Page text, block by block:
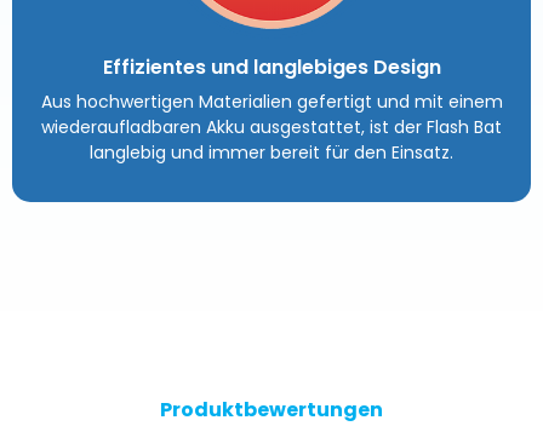
Effizientes und langlebiges Design
Aus hochwertigen Materialien gefertigt und mit einem
wiederaufladbaren Akku ausgestattet, ist der Flash Bat
langlebig und immer bereit für den Einsatz.
Produktbewertungen